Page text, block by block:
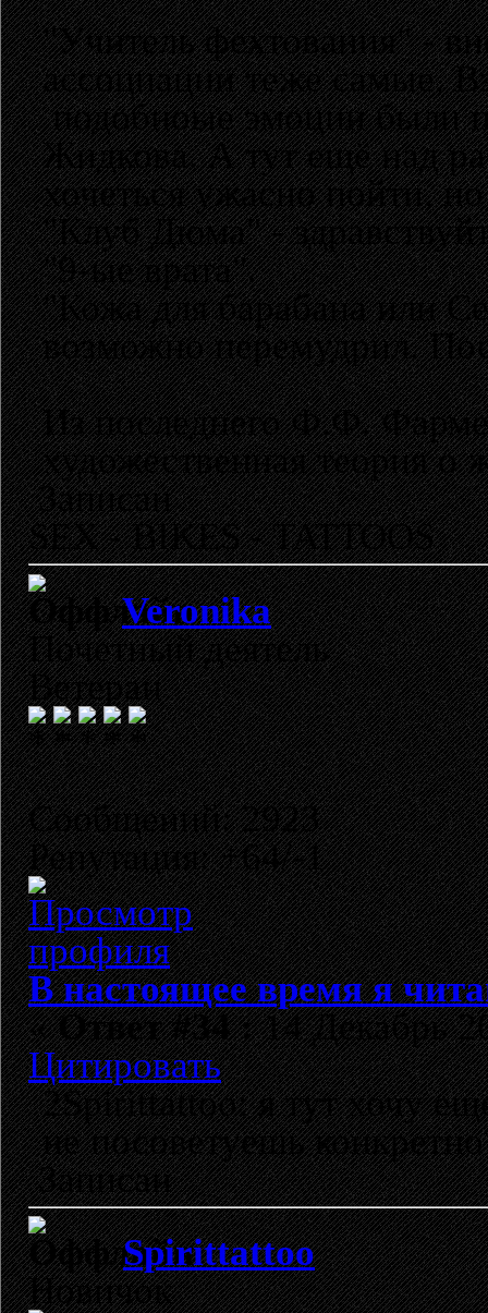
"Учитель фехтования" -
ассоциации теже самые.
подобноые эмоции были
Жидкова. А тут ещё над
хочеться ужасно пойти,
"Клуб Дюма" -
"9-ые врата".
"Кожа для барабана или
возможно перемудрил.
Из последнего Ф.Ф.
художественная теория о
Записан
SEX - BIKES - TATTOOS
Veronika
Почетный деятель
Ветеран
Сообщений: 2923
Репутация: +64/-1
В настоящее время я
«Ответ #34 :14 Декабрь
Цитировать
2Spirittattoo: я тут хочу
не посоветуешь
Записан
Spirittattoo
Новичок